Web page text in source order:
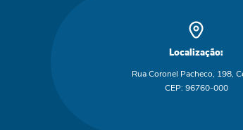
Localização:
Rua Coronel Pacheco, 198,
CEP: 96760-000